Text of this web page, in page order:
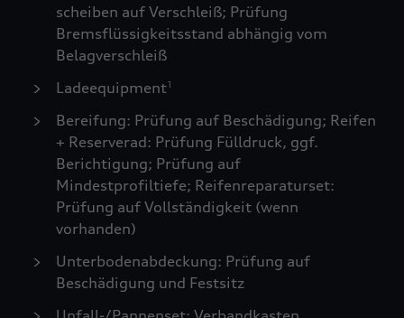
scheiben auf Verschleiß; Prüfung
Bremsflüssigkeitsstand abhängig vom
Belagverschleiß
Ladeequipment1
Bereifung: Prüfung auf Beschädigung; Reifen
+ Reserverad: Prüfung Fülldruck, ggf.
Berichtigung; Prüfung auf
Mindestprofiltiefe; Reifenreparaturset:
Prüfung auf Vollständigkeit (wenn
vorhanden)
Unterbodenabdeckung: Prüfung auf
Beschädigung und Festsitz